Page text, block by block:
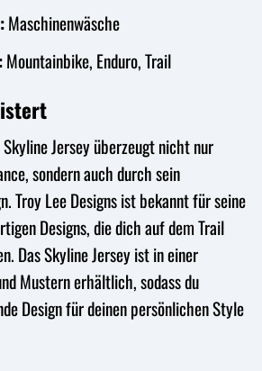
Maschinenwäsche
Mountainbike, Enduro, Trail
Skyline Jersey überzeugt nicht nur
sondern auch durch sein
Troy Lee Designs ist bekannt für seine
Designs, die dich auf dem Trail
Das Skyline Jersey ist in einer
Mustern erhältlich, sodass du
Design für deinen persönlichen Style